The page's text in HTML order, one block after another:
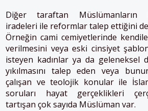
Diğer taraftan Müslümanların
iradeleri ile reformlar talep ettiğini
Örneğin cami cemiyetlerinde
verilmesini veya eski cinsiyet
isteyen kadınlar ya da geleneksel
yıkılmasını talep eden veya
çalışan ve teolojik konular ile
soruları hayat gerçeklikleri
tartışan çok sayıda Müslüman var.